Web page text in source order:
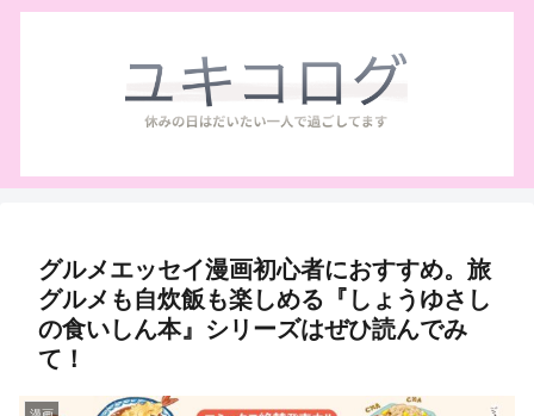
グルメエッセイ漫画初心者におすすめ。旅
グルメも自炊飯も楽しめる『しょうゆさし
の食いしん本』シリーズはぜひ読んでみ
て！